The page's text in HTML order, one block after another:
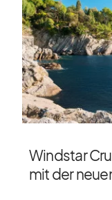
Windstar
mit der